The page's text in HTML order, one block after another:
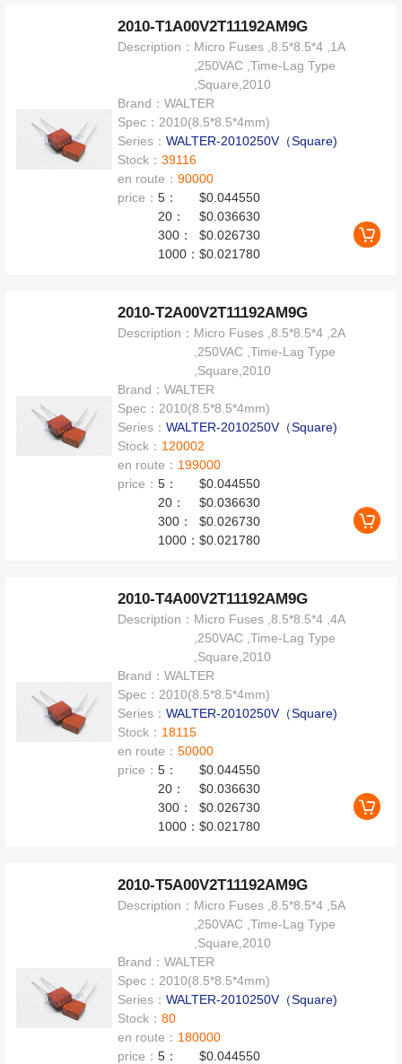
2010-T1A00V2T11192AM9G
Description： Micro Fuses ,8.5*8.5*4 ,1A
,250VAC ,Time-Lag Type
,Square,2010
Brand：WALTER
Spec：2010(8.5*8.5*4mm)
Series：WALTER-2010250V（Square)
Stock：39116
en route：90000
price：5：
$0.044550
20：
$0.036630
300：
$0.026730
1000：$0.021780
2010-T2A00V2T11192AM9G
Description： Micro Fuses ,8.5*8.5*4 ,2A
,250VAC ,Time-Lag Type
,Square,2010
Brand：WALTER
Spec： 2010(8.5*8.5*4mm)
Series：WALTER-2010250V（Square)
Stock： 120002
en route： 199000
price：5：
$0.044550
20：
$0.036630
300：
$0.026730
1000：$0.021780
2010-T4A00V2T11192AM9G
Description： Micro Fuses ,8.5*8.5*4 ,4A
,250VAC ,Time-Lag Type
,Square,2010
Brand：WALTER
Spec： 2010(8.5*8.5*4mm)
Series：WALTER-2010250V（Square)
Stock： 18115
en route：50000
price：5：
$0.044550
20：
$0.036630
300：
$0.026730
1000：$0.021780
2010-T5A00V2T11192AM9G
Description： Micro Fuses ,8.5*8.5*4 ,5A
,250VAC ,Time-Lag Type
,Square,2010
Brand：WALTER
Spec： 2010(8.5*8.5*4mm)
Series：WALTER-2010250V（Square)
Stock：80
en route： 180000
price：5：
$0.044550